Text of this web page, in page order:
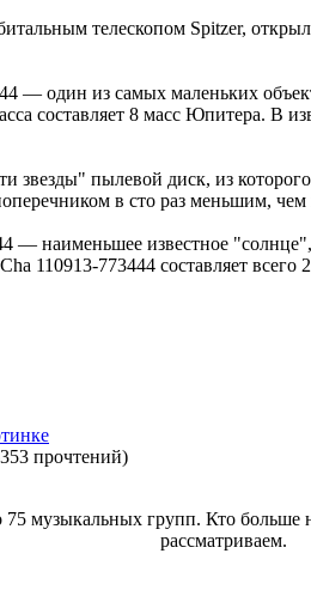
телескопом Spitzer,
— один из самых маленьких
составляет 8 масс Юпитера. В
пылевой диск, из
в сто раз меньшим,
— наименьшее известное
110913-773444 составляет
прочтений)
музыкальных групп. Кто больше
рассматриваем.